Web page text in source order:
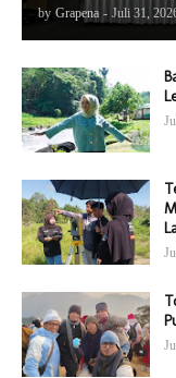
by Grapena - Juli 31,